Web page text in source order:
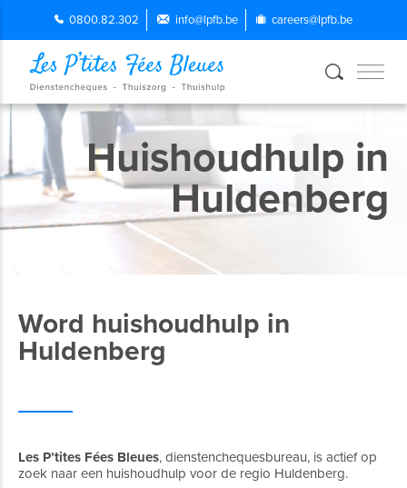
0800.82.302 info@lpfb.be careers@lpfb.be
Huishoudhulp in
Huldenberg
Word huishoudhulp in
Huldenberg
Les P’tites Fées Bleues, dienstenchequesbureau, is actief op
zoek naar een huishoudhulp voor de regio Huldenberg.